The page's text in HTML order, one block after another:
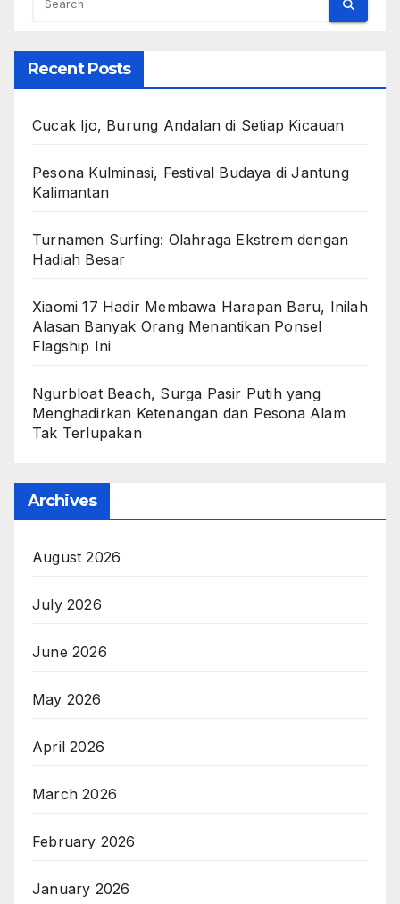
Recent Posts
Cucak Ijo, Burung Andalan di Setiap Kicauan
Pesona Kulminasi, Festival Budaya di Jantung
Kalimantan
Turnamen Surfing: Olahraga Ekstrem dengan
Hadiah Besar
Xiaomi 17 Hadir Membawa Harapan Baru, Inilah
Alasan Banyak Orang Menantikan Ponsel
Flagship Ini
Ngurbloat Beach, Surga Pasir Putih yang
Menghadirkan Ketenangan dan Pesona Alam
Tak Terlupakan
Archives
August 2026
July 2026
June 2026
May 2026
April 2026
March 2026
February 2026
January 2026